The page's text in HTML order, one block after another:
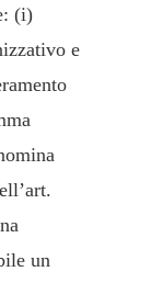
(i)
e
un